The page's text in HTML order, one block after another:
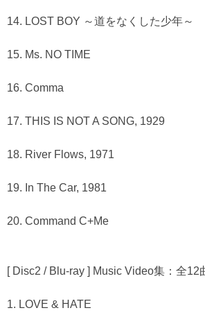
14. LOST BOY ～道をなくした少年～
15. Ms. NO TIME
16. Comma
17. THIS IS NOT A SONG, 1929
18. River Flows, 1971
19. In The Car, 1981
20. Command C+Me
[ Disc2 / Blu-ray ] Music Video集：全12
1. LOVE & HATE